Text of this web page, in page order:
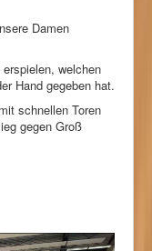
Damen
welchen
Hand gegeben hat.
schnellen Toren
gegen Groß